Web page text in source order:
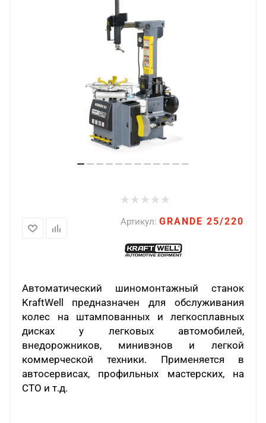
Артикул: GRANDE 25/220
Автоматический шиномонтажный станок
KraftWell
предназначен для обслуживания
колес на штампованных и легкосплавных
дисках у легковых автомобилей,
внедорожников, минивэнов и легкой
коммерческой техники. Применяется в
автосервисах, профильных мастерских, на
СТО и т.д.